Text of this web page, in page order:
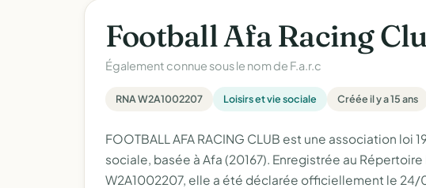
Football Afa Racing
Également connue sous le nom de F.a.r.c
RNA W2A1002207 Loisirs et vie sociale Créée il y a 15 ans
FOOTBALL AFA RACING CLUB est une association loi
sociale, basée à Afa (20167). Enregistrée au
W2A1002207, elle a été déclarée officiellement le 24/